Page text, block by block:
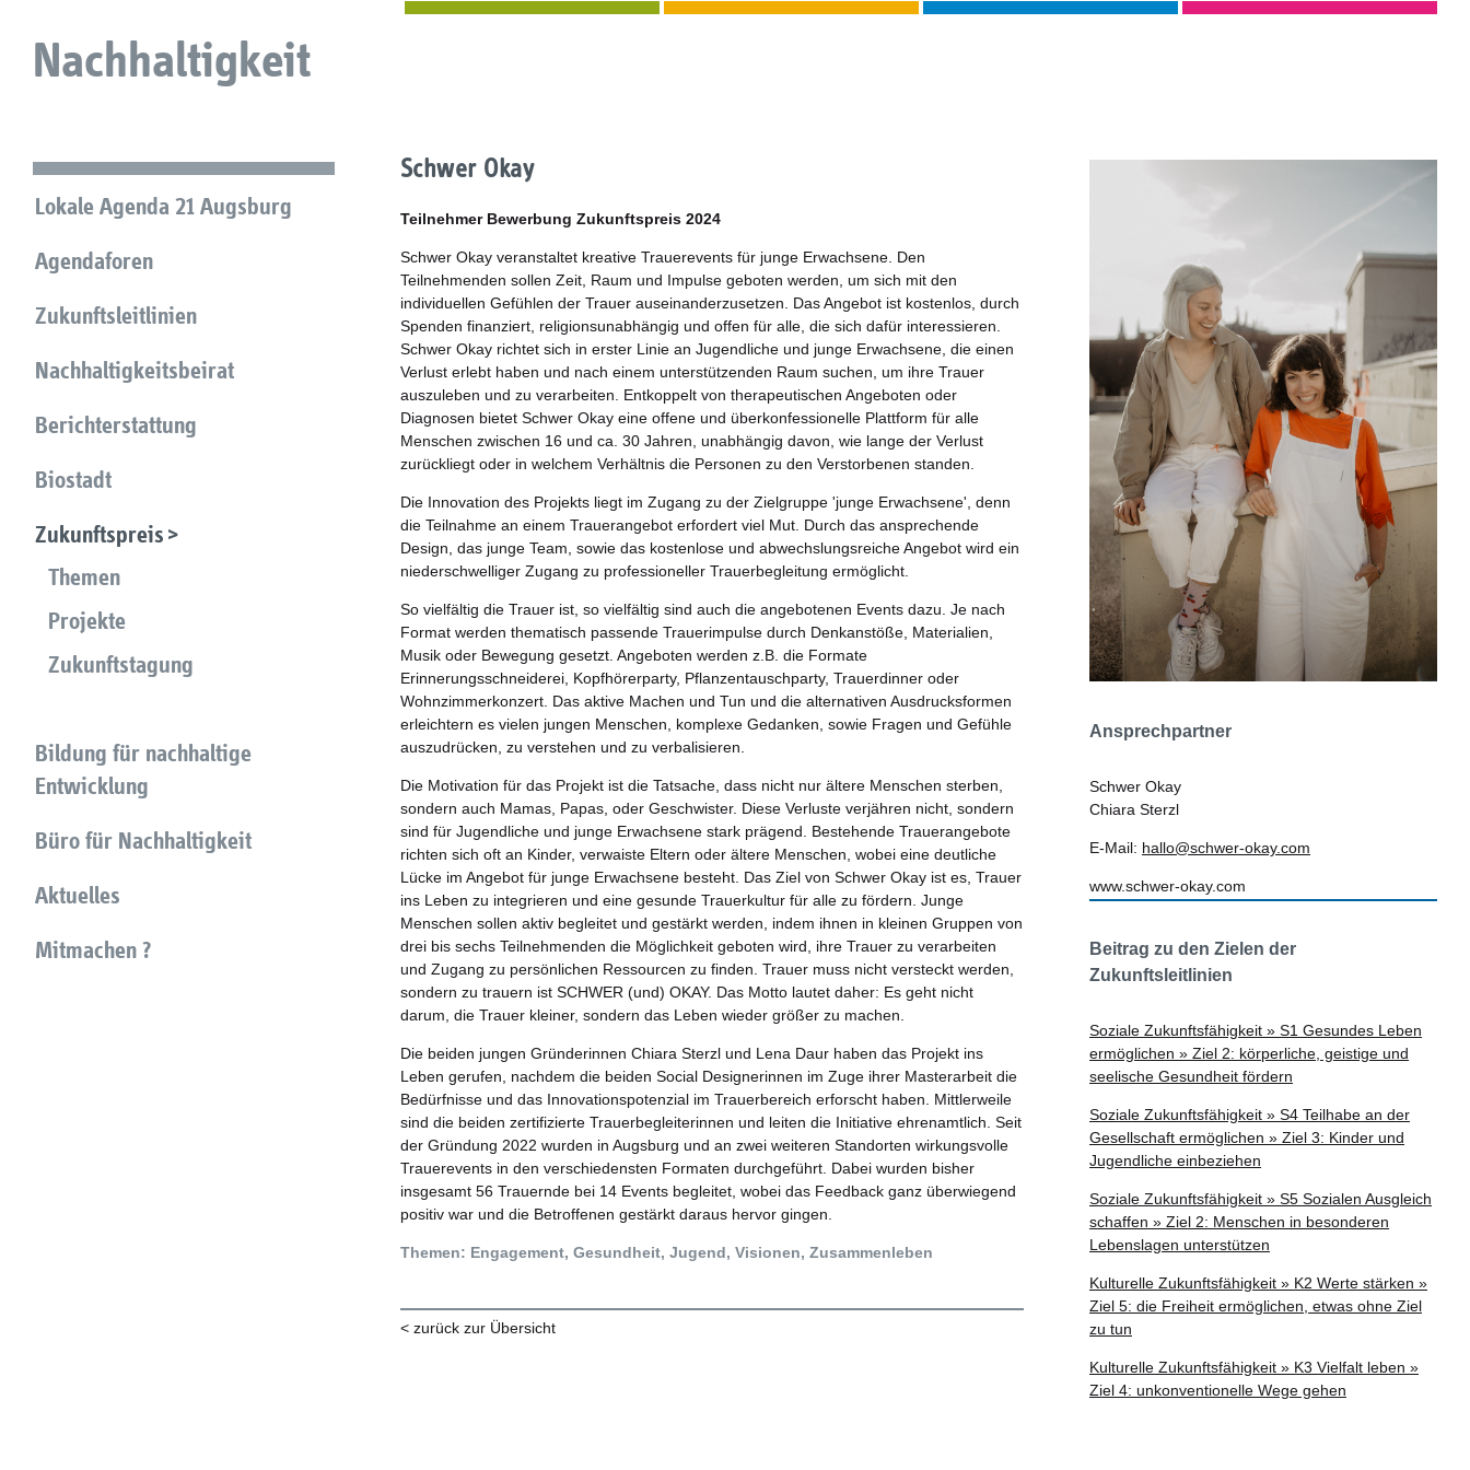
Nachhaltigkeit
Lokale Agenda 21 Augsburg
Agendaforen
Zukunftsleitlinien
Nachhaltigkeitsbeirat
Berichterstattung
Biostadt
Zukunftspreis
Themen
Projekte
Zukunftstagung
Bildung für nachhaltige
Entwicklung
Büro für Nachhaltigkeit
Aktuelles
Mitmachen ?
Schwer Okay
Teilnehmer Bewerbung Zukunftspreis 2024
Schwer Okay veranstaltet kreative Trauerevents für junge Erwachsene. Den
Teilnehmenden sollen Zeit, Raum und Impulse geboten werden, um sich mit den
individuellen Gefühlen der Trauer auseinanderzusetzen. Das Angebot ist kostenlos, durch
Spenden finanziert, religionsunabhängig und offen für alle, die sich dafür interessieren.
Schwer Okay richtet sich in erster Linie an Jugendliche und junge Erwachsene, die einen
Verlust erlebt haben und nach einem unterstützenden Raum suchen, um ihre Trauer
auszuleben und zu verarbeiten. Entkoppelt von therapeutischen Angeboten oder
Diagnosen bietet Schwer Okay eine offene und überkonfessionelle Plattform für alle
Menschen zwischen 16 und ca. 30 Jahren, unabhängig davon, wie lange der Verlust
zurückliegt oder in welchem Verhältnis die Personen zu den Verstorbenen standen.
Die Innovation des Projekts liegt im Zugang zu der Zielgruppe 'junge Erwachsene', denn
die Teilnahme an einem Trauerangebot erfordert viel Mut. Durch das ansprechende
Design, das junge Team, sowie das kostenlose und abwechslungsreiche Angebot wird ein
niederschwelliger Zugang zu professioneller Trauerbegleitung ermöglicht.
So vielfältig die Trauer ist, so vielfältig sind auch die angebotenen Events dazu. Je nach
Format werden thematisch passende Trauerimpulse durch Denkanstöße, Materialien,
Musik oder Bewegung gesetzt. Angeboten werden z.B. die Formate
Erinnerungsschneiderei, Kopfhörerparty, Pflanzentauschparty, Trauerdinner oder
Wohnzimmerkonzert. Das aktive Machen und Tun und die alternativen Ausdrucksformen
erleichtern es vielen jungen Menschen, komplexe Gedanken, sowie Fragen und Gefühle
auszudrücken, zu verstehen und zu verbalisieren.
Die Motivation für das Projekt ist die Tatsache, dass nicht nur ältere Menschen sterben,
sondern auch Mamas, Papas, oder Geschwister. Diese Verluste verjähren nicht, sondern
sind für Jugendliche und junge Erwachsene stark prägend. Bestehende Trauerangebote
richten sich oft an Kinder, verwaiste Eltern oder ältere Menschen, wobei eine deutliche
Lücke im Angebot für junge Erwachsene besteht. Das Ziel von Schwer Okay ist es, Trauer
ins Leben zu integrieren und eine gesunde Trauerkultur für alle zu fördern. Junge
Menschen sollen aktiv begleitet und gestärkt werden, indem ihnen in kleinen Gruppen von
drei bis sechs Teilnehmenden die Möglichkeit geboten wird, ihre Trauer zu verarbeiten
und Zugang zu persönlichen Ressourcen zu finden. Trauer muss nicht versteckt werden,
sondern zu trauern ist SCHWER (und) OKAY. Das Motto lautet daher: Es geht nicht
darum, die Trauer kleiner, sondern das Leben wieder größer zu machen.
Die beiden jungen Gründerinnen Chiara Sterzl und Lena Daur haben das Projekt ins
Leben gerufen, nachdem die beiden Social Designerinnen im Zuge ihrer Masterarbeit die
Bedürfnisse und das Innovationspotenzial im Trauerbereich erforscht haben. Mittlerweile
sind die beiden zertifizierte Trauerbegleiterinnen und leiten die Initiative ehrenamtlich. Seit
der Gründung 2022 wurden in Augsburg und an zwei weiteren Standorten wirkungsvolle
Trauerevents in den verschiedensten Formaten durchgeführt. Dabei wurden bisher
insgesamt 56 Trauernde bei 14 Events begleitet, wobei das Feedback ganz überwiegend
positiv war und die Betroffenen gestärkt daraus hervor gingen.
Themen: Engagement, Gesundheit, Jugend, Visionen, Zusammenleben
< zurück zur Übersicht
Ansprechpartner
Schwer Okay
Chiara Sterzl
E-Mail: hallo@schwer-okay.com
www.schwer-okay.com
Beitrag zu den Zielen der
Zukunftsleitlinien
Soziale Zukunftsfähigkeit » S1 Gesundes Leben
ermöglichen » Ziel 2: körperliche, geistige und
seelische Gesundheit fördern
Soziale Zukunftsfähigkeit » S4 Teilhabe an der
Gesellschaft ermöglichen » Ziel 3: Kinder und
Jugendliche einbeziehen
Soziale Zukunftsfähigkeit » S5 Sozialen Ausgleich
schaffen » Ziel 2: Menschen in besonderen
Lebenslagen unterstützen
Kulturelle Zukunftsfähigkeit » K2 Werte stärken »
Ziel 5: die Freiheit ermöglichen, etwas ohne Ziel
zu tun
Kulturelle Zukunftsfähigkeit » K3 Vielfalt leben »
Ziel 4: unkonventionelle Wege gehen